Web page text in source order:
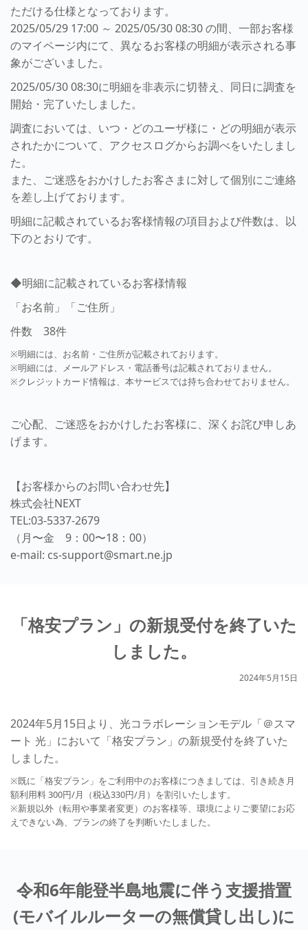
ただける仕様となっております。
2025/05/29 17:00 ～ 2025/05/30 08:30 の間、一部お客様
のマイページ内にて、異なるお客様の明細が表示される事
象がございました。
2025/05/30 08:30に明細を非表示に切替え、同日に調査を
開始・完了いたしました。
調査においては、いつ・どのユーザ様に・どの明細が表示
されたかについて、アクセスログからお調べをいたしまし
た。
また、ご迷惑をおかけしたお客さまに対して個別にご連絡
を差し上げております。
明細に記載されているお客様情報の項目および件数は、以
下のとおりです。
◆明細に記載されているお客様情報
「お名前」「ご住所」
件数 38件
※明細には、お名前・ご住所が記載されております。
※明細には、メールアドレス・電話番号は記載されておりません。
※クレジットカード情報は、本サービスでは持ち合わせておりません。
ご心配、ご迷惑をおかけしたお客様に、深くお詫び申しあ
げます。
【お客様からのお問い合わせ先】
株式会社NEXT
TEL:03-5337-2679
（月〜金 9：00〜18：00）
e-mail: cs-support@smart.ne.jp
「格安プラン」の新規受付を終了いた
しました。
2024年5月15日
2024年5月15日より、光コラボレーションモデル「＠スマ
ート 光」において「格安プラン」の新規受付を終了いた
しました。
※既に「格安プラン」をご利用中のお客様につきましては、引き続き月
額利用料 300円/月（税込330円/月）を割引いたします。
※新規以外（転用や事業者変更）のお客様等、環境によりご要望にお応
えできない為、プランの終了を判断いたしました。
令和6年能登半島地震に伴う支援措置
(モバイルルーターの無償貸し出し)に